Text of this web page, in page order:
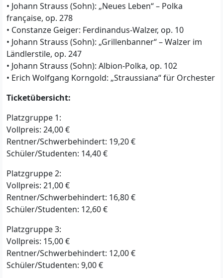
• Johann Strauss (Sohn): „Neues Leben“ – Polka
française, op. 278
• Constanze Geiger: Ferdinandus-Walzer, op. 10
• Johann Strauss (Sohn): „Grillenbanner“ – Walzer im
Ländlerstile, op. 247
• Johann Strauss (Sohn): Albion-Polka, op. 102
• Erich Wolfgang Korngold: „Straussiana“ für Orchester
Ticketübersicht:
Platzgruppe 1:
Vollpreis: 24,00 €
Rentner/Schwerbehindert: 19,20 €
Schüler/Studenten: 14,40 €
Platzgruppe 2:
Vollpreis: 21,00 €
Rentner/Schwerbehindert: 16,80 €
Schüler/Studenten: 12,60 €
Platzgruppe 3:
Vollpreis: 15,00 €
Rentner/Schwerbehindert: 12,00 €
Schüler/Studenten: 9,00 €